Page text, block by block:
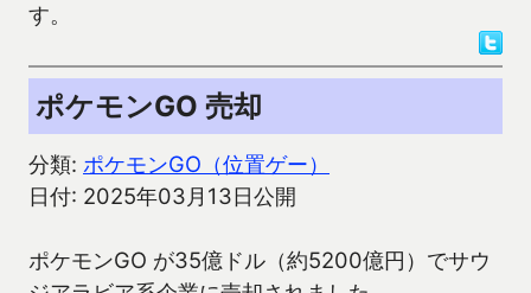
す。
ポケモンGO 売却
分類: ポケモンGO（位置ゲー）
日付: 2025年03月13日公開
ポケモンGO が35億ドル（約5200億円）でサウ